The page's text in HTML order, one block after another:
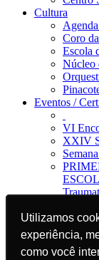
Utilizamos
experiência,
como você
Utilizamos
experiência,
como você
Cultura
Coro
Escola
Núcleo
Eventos /
VI
XXIV
Jornal
Notícias
Imprensa
Blog